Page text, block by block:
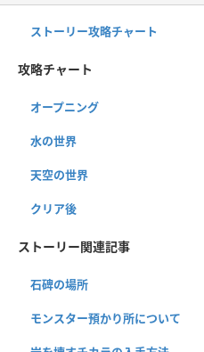
ストーリー攻略チャート
攻略チャート
オープニング
水の世界
天空の世界
クリア後
ストーリー関連記事
石碑の場所
モンスター預かり所について